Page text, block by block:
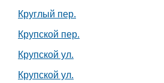
Круглый пер.
Крупской пер.
Крупской ул.
Крупской ул.